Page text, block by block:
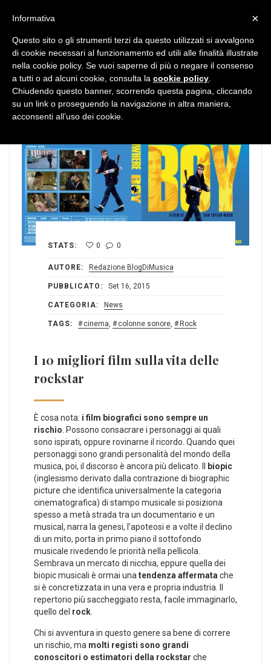
STATS: 0 0
AUTORE: Redazione BlogDiMusica
PUBBLICATO: Set 16, 2015
CATEGORIA: News
TAGS: cinema, colonne sonore, Rock
I 10 migliori film sulla vita delle
rockstar
È cosa nota: i film biografici sono sempre un
rischio. Possono consacrare i personaggi ai quali
sono ispirati, oppure rovinarne il ricordo. Quando quei
personaggi sono grandi personalità del mondo della
musica, poi, il discorso è ancora più delicato. Il
biopic
(inglesismo derivato dalla contrazione di biographic
picture che identifica universalmente la categoria
cinematografica) di stampo musicale si posiziona
spesso a metà strada tra un documentario e un
musical, narra la genesi, l’apoteosi e a volte il declino
di un mito, porta in primo piano il sottofondo
musicale rivedendo le priorità nella pellicola.
Sembrava un mercato di nicchia, eppure quella dei
biopic musicali è ormai unatendenza affermatache
si è concretizzata in una vera e propria industria. Il
repertorio più saccheggiato resta, facile immaginarlo,
quello del rock.
Chi si avventura in questo genere sa bene di correre
un rischio, ma molti registi sono grandi
conoscitori o estimatori della rockstar che
×
Informativa
Questo sito o gli strumenti terzi da questo utilizzati si avvalgono
di cookie necessari al funzionamento ed utili alle finalità illustrate
nella cookie policy. Se vuoi saperne di più o negare il consenso
a tutti o ad alcuni cookie, consulta la cookie policy
Chiudendo questo banner, scorrendo questa pagina, cliccando
su un link o proseguendo la navigazione in altra maniera,
acconsenti all’uso dei cookie.